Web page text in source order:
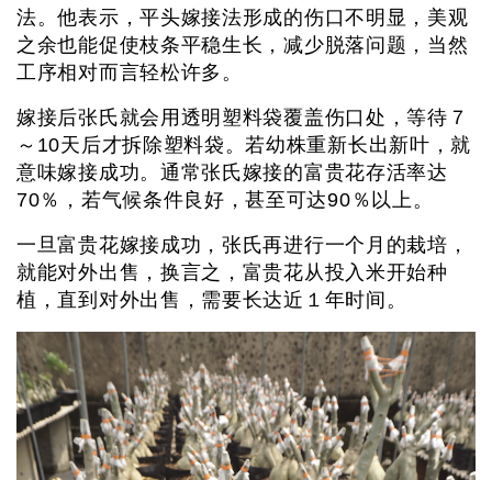
法。他表示，平头嫁接法形成的伤口不明显，美观
之余也能促使枝条平稳生长，减少脱落问题，当然
工序相对而言轻松许多。
嫁接后张氏就会用透明塑料袋覆盖伤口处，等待７
～10天后才拆除塑料袋。若幼株重新长出新叶，就
意味嫁接成功。通常张氏嫁接的富贵花存活率达
70％，若气候条件良好，甚至可达90％以上。
一旦富贵花嫁接成功，张氏再进行一个月的栽培，
就能对外出售，换言之，富贵花从投入米开始种
植，直到对外出售，需要长达近１年时间。